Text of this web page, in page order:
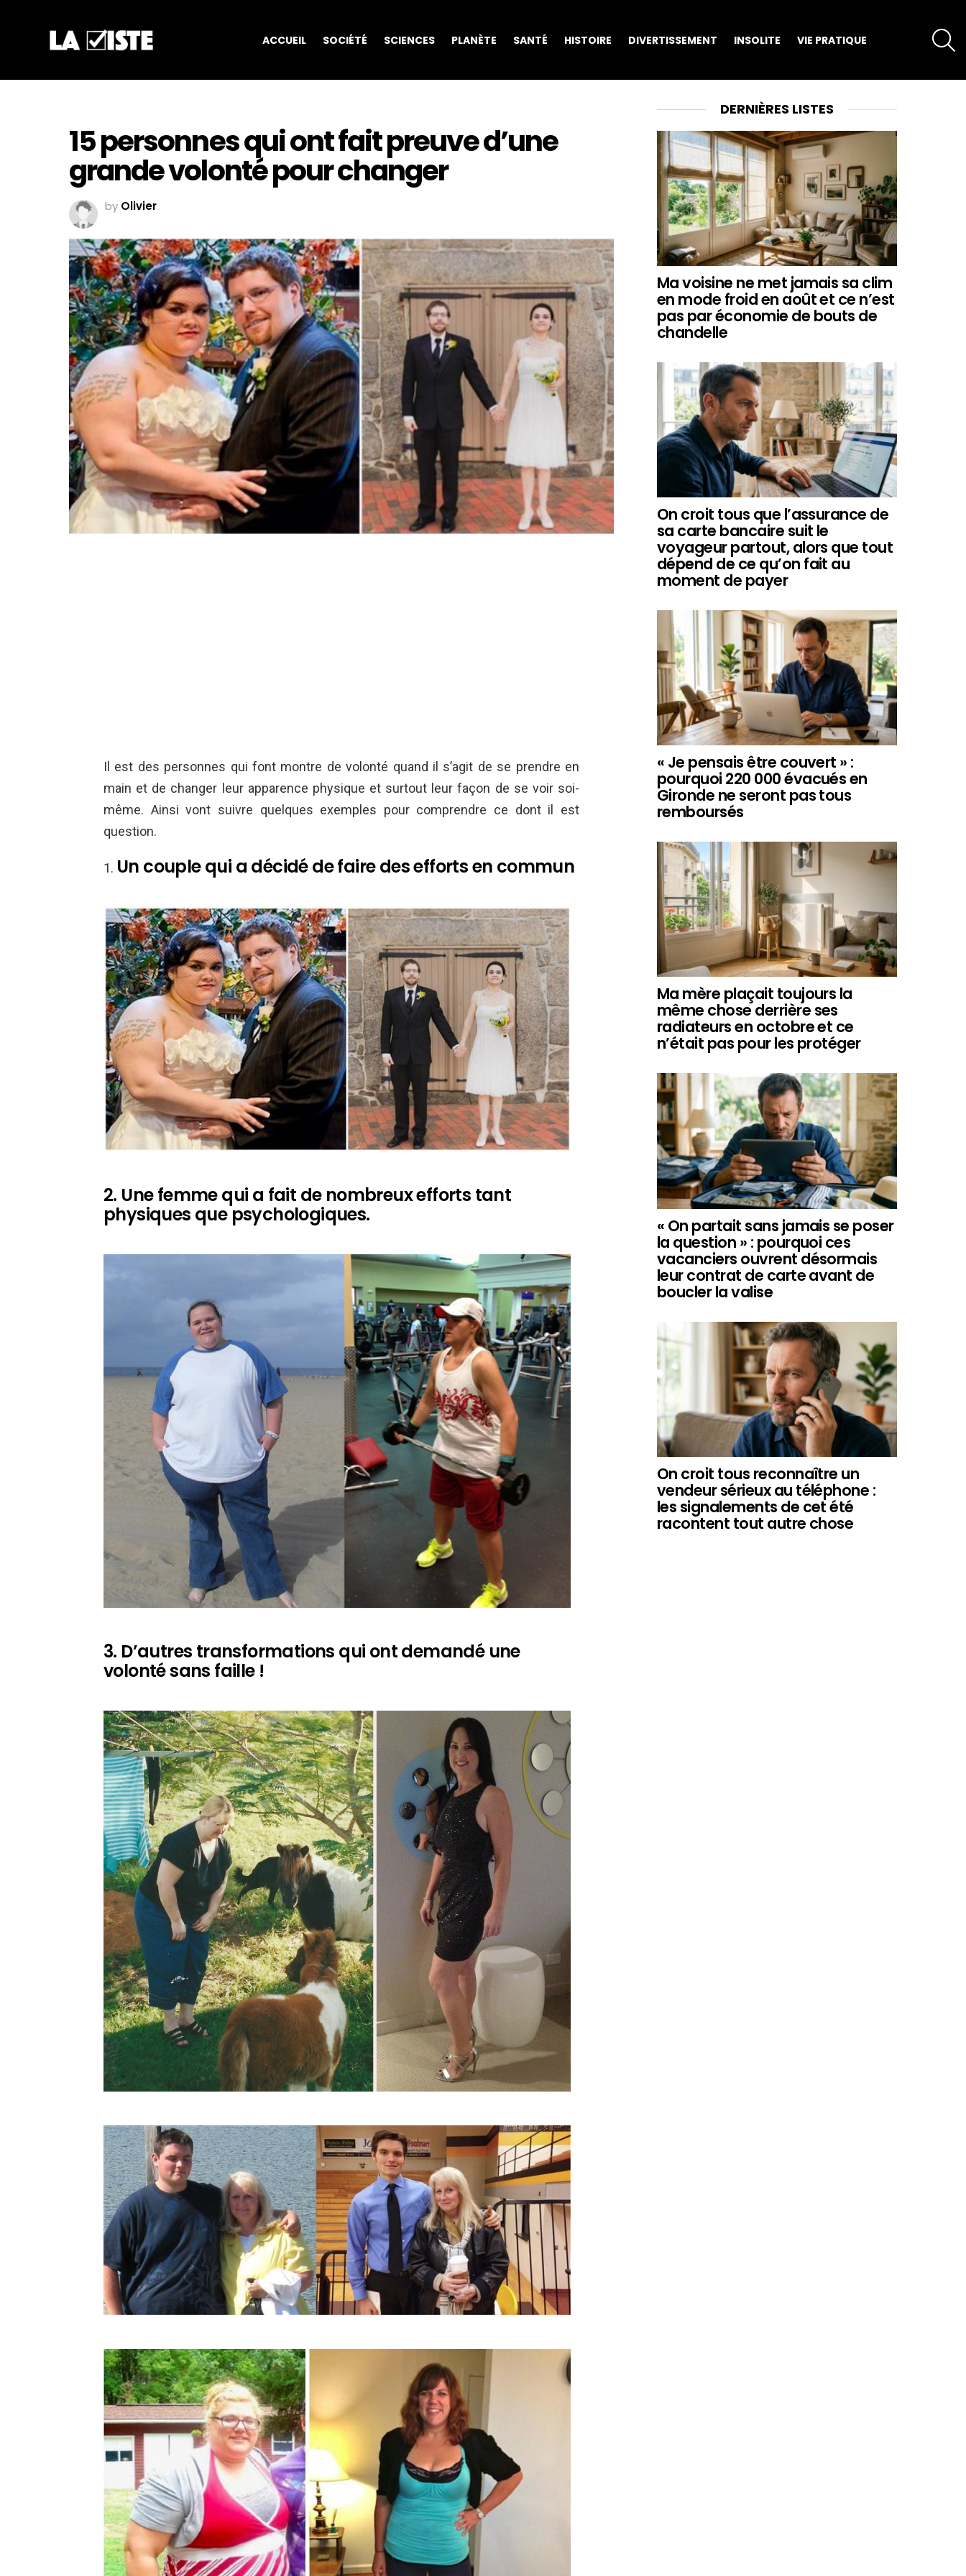
ACCUEIL SOCIÉTÉ SCIENCES PLANÈTE SANTÉ HISTOIRE DIVERTISSEMENT INSOLITE VIE PRATIQUE
15 personnes qui ont fait preuve d’une
grande volonté pour changer
by Olivier
Il est des personnes qui font montre de volonté quand il s’agit de se prendre en
main et de changer leur apparence physique et surtout leur façon de se voir soi-
même. Ainsi vont suivre quelques exemples pour comprendre ce dont il est
question.
Un couple qui a décidé de faire des efforts en commun
2. Une femme qui a fait de nombreux efforts tant
physiques que psychologiques.
3. D’autres transformations qui ont demandé une
volonté sans faille !
DERNIÈRES LISTES
Ma voisine ne met jamais sa clim
en mode froid en août et ce n’est
pas par économie de bouts de
chandelle
On croit tous que l’assurance de
sa carte bancaire suit le
voyageur partout, alors que tout
dépend de ce qu’on fait au
moment de payer
« Je pensais être couvert » :
pourquoi 220 000 évacués en
Gironde ne seront pas tous
remboursés
Ma mère plaçait toujours la
même chose derrière ses
radiateurs en octobre et ce
n’était pas pour les protéger
« On partait sans jamais se poser
la question » : pourquoi ces
vacanciers ouvrent désormais
leur contrat de carte avant de
boucler la valise
On croit tous reconnaître un
vendeur sérieux au téléphone :
les signalements de cet été
racontent tout autre chose